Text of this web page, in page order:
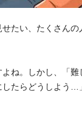
たい、たくさんの
ね。しかし、「難
たらどうしよう…